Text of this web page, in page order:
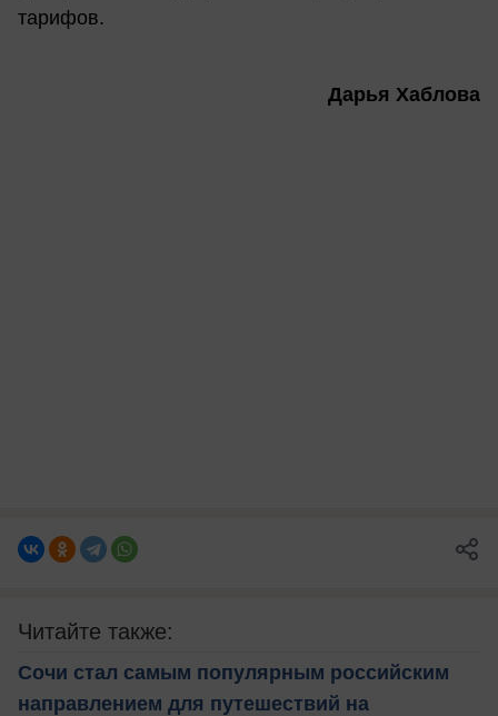
тарифов.
Дарья Хаблова
Читайте также:
Сочи стал самым популярным российским
направлением для путешествий на